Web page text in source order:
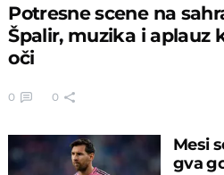
Potresne scene na
Špalir, muzika i aplauz
oči
0 0
Mesi
gva